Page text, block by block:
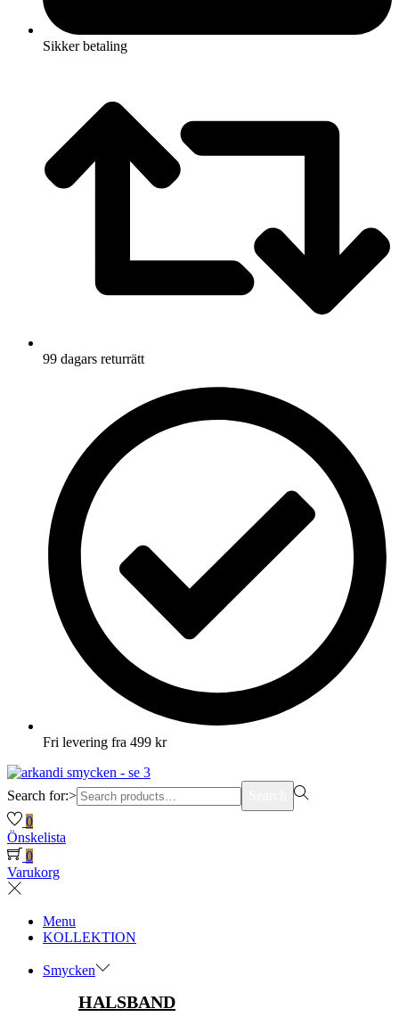
Sikker betaling
99 dagars returrätt
Fri levering fra 499 kr
Search for:>
0
Önskelista
0
Varukorg
Menu
KOLLEKTION
Smycken
HALSBAND